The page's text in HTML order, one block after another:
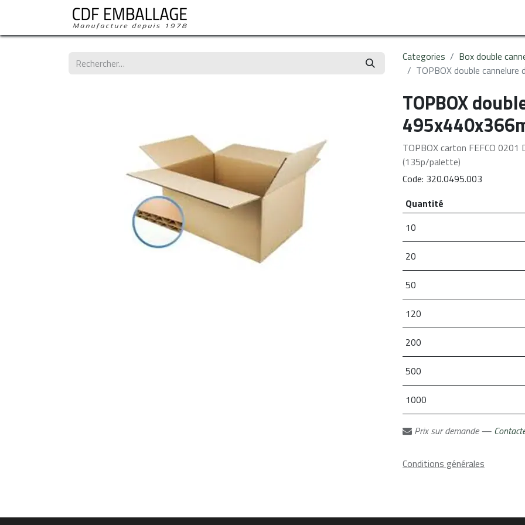
Categories
Box double
TOPBOX double
TOPBOX
TOPBOX carton FEFCO
(135p/palette)
Code: 320.0495.003
Quantité
10
20
50
120
200
500
1000
Prix sur demande —
Conditions générales